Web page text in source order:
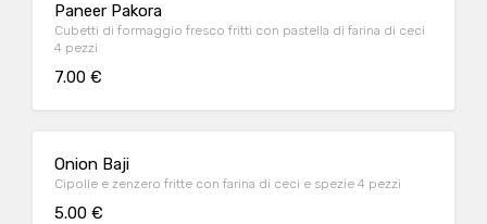
Paneer Pakora
Cubetti di formaggio fresco fritti con pastella di farina di ceci
4 pezzi
7.00 €
Onion Baji
Cipolle e zenzero fritte con farina di ceci e spezie 4 pezzi
5.00 €